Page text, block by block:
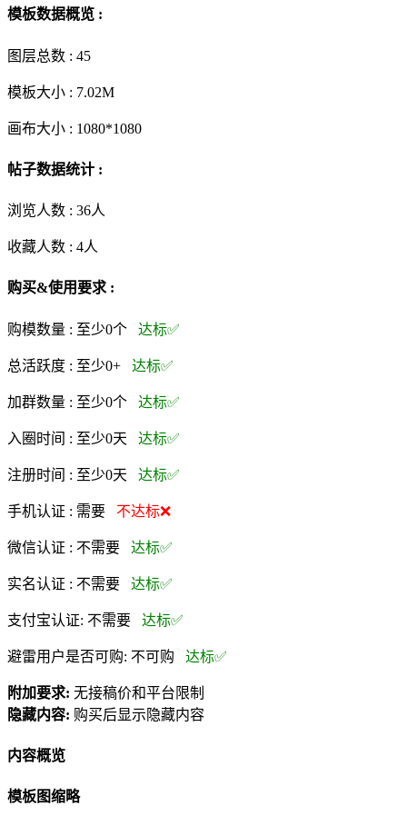
模板数据概览 :
图层总数 : 45
模板大小 : 7.02M
画布大小 : 1080*1080
帖子数据统计 :
浏览人数 : 36人
收藏人数 : 4人
购买&使用要求 :
购模数量 : 至少0个 达标✅
总活跃度 : 至少0+ 达标✅
加群数量 : 至少0个 达标✅
入圈时间 : 至少0天 达标✅
注册时间 : 至少0天 达标✅
手机认证 : 需要 不达标❌
微信认证 : 不需要 达标✅
实名认证 : 不需要 达标✅
支付宝认证: 不需要 达标✅
避雷用户是否可购: 不可购 达标✅
附加要求: 无接稿价和平台限制
隐藏内容: 购买后显示隐藏内容
内容概览
模板图缩略